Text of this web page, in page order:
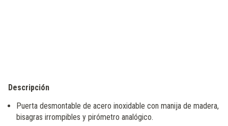
Descripción
Puerta desmontable de acero inoxidable con manija de madera,
bisagras irrompibles y pirómetro analógico.